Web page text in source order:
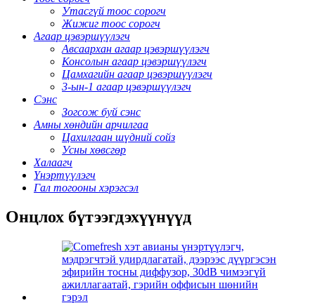
Утасгүй тоос сорогч
Жижиг тоос сорогч
Агаар цэвэршүүлэгч
Авсаархан агаар цэвэршүүлэгч
Консолын агаар цэвэршүүлэгч
Цамхагийн агаар цэвэршүүлэгч
3-ын-1 агаар цэвэршүүлэгч
Сэнс
Зогсож буй сэнс
Амны хөндийн арчилгаа
Цахилгаан шүдний сойз
Усны хөвсгөр
Халаагч
Үнэртүүлэгч
Гал тогооны хэрэгсэл
Онцлох бүтээгдэхүүнүүд